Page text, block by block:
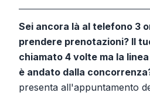
Sei ancora là al telefono 3
prendere prenotazioni? Il
chiamato 4 volte ma la
è andato dalla
presenta all'appuntamento